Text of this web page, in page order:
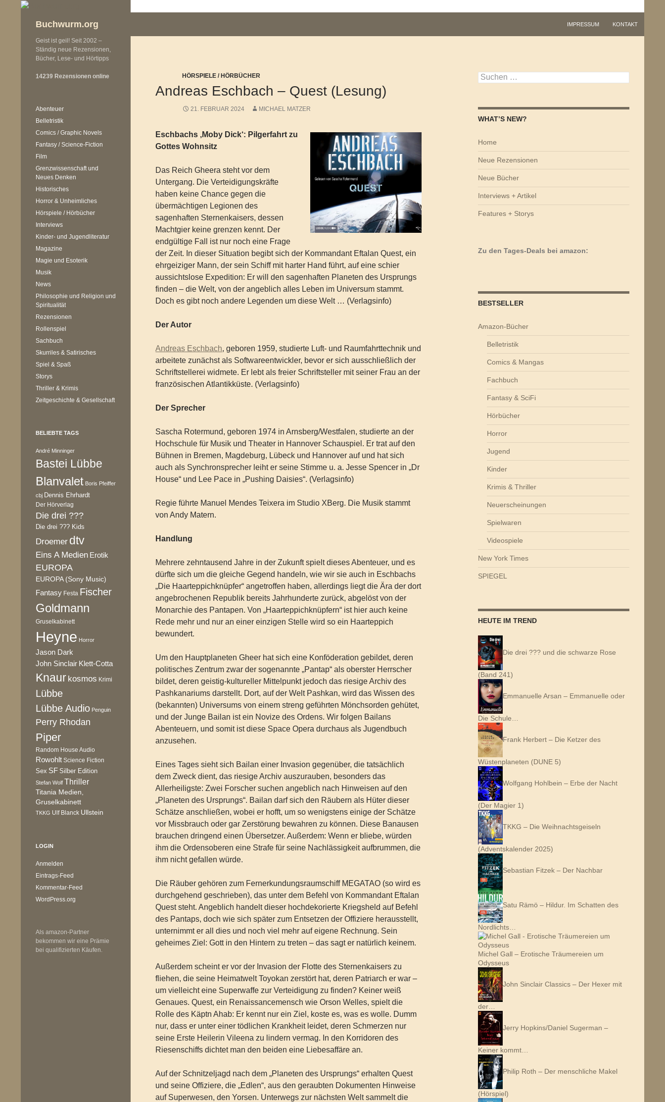
Buchwurm.org IMPRESSUM KONTAKT
HÖRSPIELE / HÖRBÜCHER
Andreas Eschbach – Quest (Lesung)
21. FEBRUAR 2024 MICHAEL MATZER
Eschbachs ‚Moby Dick‘: Pilgerfahrt zu
Gottes Wohnsitz
Das Reich Gheera steht vor dem
Untergang. Die Verteidigungskräfte
haben keine Chance gegen die
übermächtigen Legionen des
sagenhaften Sternenkaisers, dessen
Machtgier keine grenzen kennt. Der
endgültige Fall ist nur noch eine Frage
der Zeit. In dieser Situation begibt sich der Kommandant Eftalan Quest, ein
ehrgeiziger Mann, der sein Schiff mit harter Hand führt, auf eine schier
aussichtslose Expedition: Er will den sagenhaften Planeten des Ursprungs
finden – die Welt, von der angeblich alles Leben im Universum stammt.
Doch es gibt noch andere Legenden um diese Welt … (Verlagsinfo)
Der Autor
Andreas Eschbach, geboren 1959, studierte Luft- und Raumfahrttechnik und
arbeitete zunächst als Softwareentwickler, bevor er sich ausschließlich der
Schriftstellerei widmete. Er lebt als freier Schriftsteller mit seiner Frau an der
französischen Atlantikküste. (Verlagsinfo)
Der Sprecher
Sascha Rotermund, geboren 1974 in Arnsberg/Westfalen, studierte an der
Hochschule für Musik und Theater in Hannover Schauspiel. Er trat auf den
Bühnen in Bremen, Magdeburg, Lübeck und Hannover auf und hat sich
auch als Synchronsprecher leiht er seine Stimme u. a. Jesse Spencer in „Dr
House“ und Lee Pace in „Pushing Daisies“. (Verlagsinfo)
Regie führte Manuel Mendes Teixera im Studio XBerg. Die Musik stammt
von Andy Matern.
Handlung
Mehrere zehntausend Jahre in der Zukunft spielt dieses Abenteuer, und es
dürfte sich um die gleiche Gegend handeln, wie wir sie auch in Eschbachs
„Die Haarteppichknüpfer“ angetroffen haben, allerdings liegt die Ära der dort
angebrochenen Republik bereits Jahrhunderte zurück, abgelöst von der
Monarchie des Pantapen. Von „Haarteppichknüpfern“ ist hier auch keine
Rede mehr und nur an einer einzigen Stelle wird so ein Haarteppich
bewundert.
Um den Hauptplaneten Gheer hat sich eine Konföderation gebildet, deren
politisches Zentrum zwar der sogenannte „Pantap“ als oberster Herrscher
bildet, deren geistig-kultureller Mittelpunkt jedoch das riesige Archiv des
Pashkanariums darstellt. Dort, auf der Welt Pashkan, wird das Wissen des
(bekannten) Universums von einem streng geführten Mönchsorden gehütet,
und der Junge Bailan ist ein Novize des Ordens. Wir folgen Bailans
Abenteuern, und somit ist diese Space Opera durchaus als Jugendbuch
anzusehen.
Eines Tages sieht sich Bailan einer Invasion gegenüber, die tatsächlich
dem Zweck dient, das riesige Archiv auszurauben, besonders das
Allerheiligste: Zwei Forscher suchen angeblich nach Hinweisen auf den
„Planeten des Ursprungs“. Bailan darf sich den Räubern als Hüter dieser
Schätze anschließen, wobei er hofft, um so wenigstens einige der Schätze
vor Missbrauch oder gar Zerstörung bewahren zu können. Diese Banausen
brauchen dringend einen Übersetzer. Außerdem: Wenn er bliebe, würden
ihm die Ordensoberen eine Strafe für seine Nachlässigkeit aufbrummen, die
ihm nicht gefallen würde.
Die Räuber gehören zum Fernerkundungsraumschiff MEGATAO (so wird es
durchgehend geschrieben), das unter dem Befehl von Kommandant Eftalan
Quest steht. Angeblich handelt dieser hochdekorierte Kriegsheld auf Befehl
des Pantaps, doch wie sich später zum Entsetzen der Offiziere herausstellt,
unternimmt er all dies und noch viel mehr auf eigene Rechnung. Sein
geheimes Ziel: Gott in den Hintern zu treten – das sagt er natürlich keinem.
Außerdem scheint er vor der Invasion der Flotte des Sternenkaisers zu
fliehen, die seine Heimatwelt Toyokan zerstört hat, deren Patriarch er war –
um vielleicht eine Superwaffe zur Verteidigung zu finden? Keiner weiß
Genaues. Quest, ein Renaissancemensch wie Orson Welles, spielt die
Rolle des Käptn Ahab: Er kennt nur ein Ziel, koste es, was es wolle. Dumm
nur, dass er unter einer tödlichen Krankheit leidet, deren Schmerzen nur
seine Erste Heilerin Vileena zu lindern vermag. In den Korridoren des
Riesenschiffs dichtet man den beiden eine Liebesaffäre an.
Auf der Schnitzeljagd nach dem „Planeten des Ursprungs“ erhalten Quest
und seine Offiziere, die „Edlen“, aus den geraubten Dokumenten Hinweise
auf Superwesen, den Yorsen. Unterwegs zur nächsten Welt sammelt die
Suchen
nach:
WHAT’S NEW?
Home
Neue Rezensionen
Neue Bücher
Interviews + Artikel
Features + Storys
Zu den Tages-Deals bei amazon:
BESTSELLER
Amazon-Bücher
Belletristik
Comics & Mangas
Fachbuch
Fantasy & SciFi
Hörbücher
Horror
Jugend
Kinder
Krimis & Thriller
Neuerscheinungen
Spielwaren
Videospiele
New York Times
SPIEGEL
HEUTE IM TREND
Die drei ??? und die schwarze Rose
(Band 241)
Emmanuelle Arsan – Emmanuelle oder
Die Schule…
Frank Herbert – Die Ketzer des
Wüstenplaneten (DUNE 5)
Wolfgang Hohlbein – Erbe der Nacht
(Der Magier 1)
TKKG – Die Weihnachtsgeiseln
(Adventskalender 2025)
Sebastian Fitzek – Der Nachbar
Satu Rämö – Hildur. Im Schatten des
Nordlichts…
Michel Gall – Erotische Träumereien um
Odysseus
John Sinclair Classics – Der Hexer mit
der…
Jerry Hopkins/Daniel Sugerman –
Keiner kommt…
Philip Roth – Der menschliche Makel
(Hörspiel)
Geist ist geil! Seit 2002 –
Ständig neue Rezensionen,
Bücher, Lese- und Hörtipps
14239 Rezensionen online
Abenteuer
Belletristik
Comics / Graphic Novels
Fantasy / Science-Fiction
Film
Grenzwissenschaft und
Neues Denken
Historisches
Horror & Unheimliches
Hörspiele / Hörbücher
Interviews
Kinder- und Jugendliteratur
Magazine
Magie und Esoterik
Musik
News
Philosophie und Religion und
Spiritualität
Rezensionen
Rollenspiel
Sachbuch
Skurriles & Satirisches
Spiel & Spaß
Storys
Thriller & Krimis
Zeitgeschichte & Gesellschaft
BELIEBTE TAGS
André Minninger
Bastei Lübbe
Blanvalet Boris Pfeiffer
cbj Dennis Ehrhardt
Der Hörverlag
Die drei ???
Die drei ??? Kids
Droemer dtv
Eins A Medien Erotik
EUROPA
EUROPA (Sony Music)
Fantasy Festa Fischer
Goldmann
Gruselkabinett
Heyne Horror
Jason Dark
John Sinclair Klett-Cotta
Knaur kosmos Krimi
Lübbe
Lübbe Audio Penguin
Perry Rhodan
Piper
Random House Audio
Rowohlt Science Fiction
Sex SF Silber Edition
Stefan Wolf Thriller
Titania Medien,
Gruselkabinett
TKKG Ulf Blanck Ullstein
LOGIN
Anmelden
Eintrags-Feed
Kommentar-Feed
WordPress.org
Als amazon-Partner
bekommen wir eine Prämie
bei qualifizierten Käufen.